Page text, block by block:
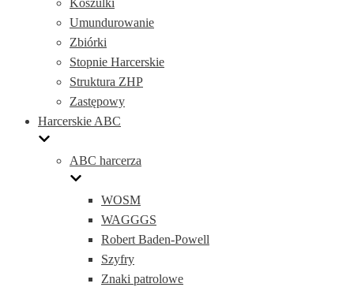
Koszulki
Umundurowanie
Zbiórki
Stopnie Harcerskie
Struktura ZHP
Zastępowy
Harcerskie ABC
ABC harcerza
WOSM
WAGGGS
Robert Baden-Powell
Szyfry
Znaki patrolowe